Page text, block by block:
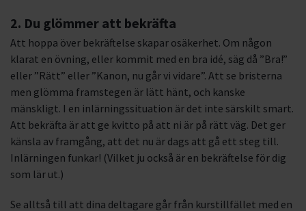
2. Du glömmer att bekräfta
Att hoppa över bekräftelse skapar osäkerhet. Om någon
klarat en övning, eller kommit med en bra idé, säg då ”Bra!”
eller ”Rätt” eller ”Kanon, nu går vi vidare”. Att se bristerna
men glömma framstegen är lätt hänt, och kanske
mänskligt. I en inlärningssituation är det inte särskilt smart.
Att bekräfta är att ge kvitto på att ni är på rätt väg. Det ger
känsla av framgång, att det nu är dags att gå ett steg till.
Inlärningen funkar! (Vilket ju också är en bekräftelse för dig
som lär ut.)
Se alltså till att dina deltagare går från kurstillfället med en